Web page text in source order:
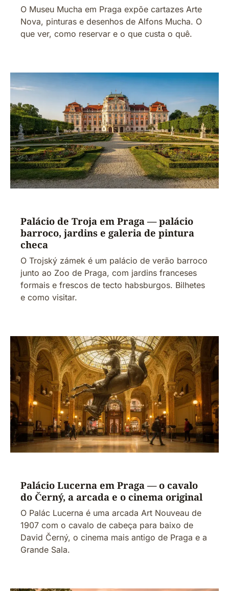
O Museu Mucha em Praga expõe cartazes Arte
Nova, pinturas e desenhos de Alfons Mucha. O
que ver, como reservar e o que custa o quê.
Palácio de Troja em Praga — palácio
barroco, jardins e galeria de pintura
checa
O Trojský zámek é um palácio de verão barroco
junto ao Zoo de Praga, com jardins franceses
formais e frescos de tecto habsburgos. Bilhetes
e como visitar.
Palácio Lucerna em Praga — o cavalo
do Černý, a arcada e o cinema original
O Palác Lucerna é uma arcada Art Nouveau de
1907 com o cavalo de cabeça para baixo de
David Černý, o cinema mais antigo de Praga e a
Grande Sala.